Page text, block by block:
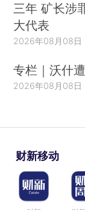
三年 矿长涉
大代表
2026年08月08日
专栏｜沃什
2026年08月08日
财新移动